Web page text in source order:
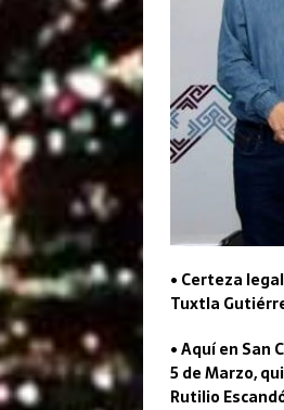
• Certeza
Tuxtla
• Aquí en San
5 de Marzo,
Rutilio